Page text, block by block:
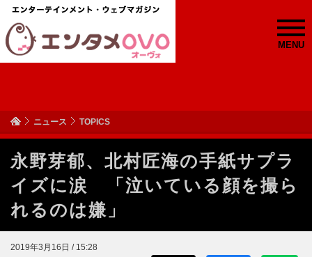
MENU
ニュース TOPICS
永野芽郁、北村匠海の手紙サプラ
イズに涙 「泣いている顔を撮ら
れるのは嫌」
2019年3月16日 / 15:28